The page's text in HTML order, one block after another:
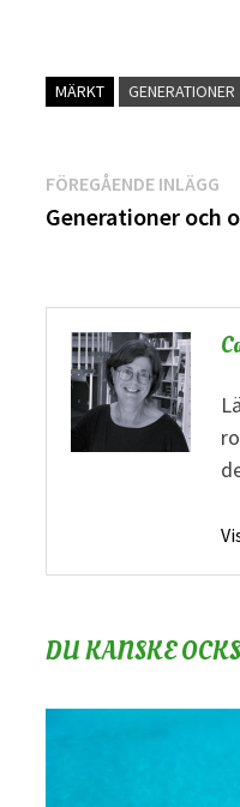
MÄRKT GENERATIONER
FÖREGÅENDE INLÄGG
Generationer och
DU KANSKE